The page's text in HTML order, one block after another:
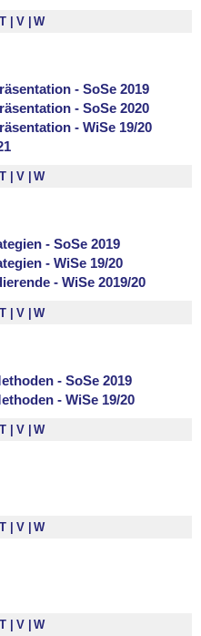
T V W
- SoSe 2019
- SoSe 2020
- WiSe 19/20
T V W
- SoSe 2019
- WiSe 19/20
- WiSe 2019/20
T V W
- SoSe 2019
- WiSe 19/20
T V W
T V W
T V W